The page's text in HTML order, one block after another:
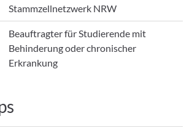
Stammzellnetzwerk NRW
Beauftragter für Studierende mit
Behinderung oder chronischer
Erkrankung